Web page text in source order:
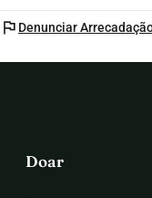
flag Denunciar
Doar